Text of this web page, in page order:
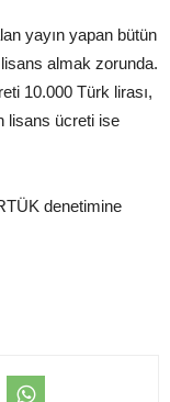
yayın yapan bütün
almak zorunda.
10.000 Türk lirası,
lisans ücreti ise
denetimine